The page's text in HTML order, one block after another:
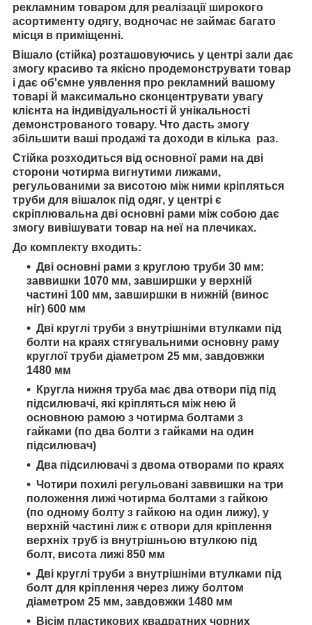
рекламним товаром для реалізації широкого
асортименту одягу, водночас не займає багато
місця в приміщенні.
Вішало (стійка) розташовуючись у центрі зали дає
змогу красиво та якісно продемонструвати товар
і дає об'ємне уявлення про рекламний вашому
товарі й максимально сконцентрувати увагу
клієнта на індивідуальності й унікальності
демонстрованого товару. Что дасть змогу
збільшити ваші продажі та доходи в кілька раз.
Стійка розходиться від основної рами на дві
сторони чотирма вигнутими лижами,
регульованими за висотою між ними кріпляться
труби для вішалок під одяг, у центрі є
скріплювальна дві основні рами між собою дає
змогу вивішувати товар на неї на плечиках.
До комплекту входить:
Дві основні рами з круглою труби 30 мм:
заввишки 1070 мм, завширшки у верхній
частині 100 мм, завширшки в нижній (винос
ніг) 600 мм
Дві круглі труби з внутрішніми втулками під
болти на краях стягувальними основну раму
круглої труби діаметром 25 мм, завдовжки
1480 мм
Кругла нижня труба має два отвори під під
підсилювачі, які кріпляться між нею й
основною рамою з чотирма болтами з
гайками (по два болти з гайками на один
підсилювач)
Два підсилювачі з двома отворами по краях
Чотири похилі регульовані заввишки на три
положення лижі чотирма болтами з гайкою
(по одному болту з гайкою на один лижу), у
верхній частині лиж є отвори для кріплення
верхніх труб із внутрішньою втулкою під
болт, висота лижі 850 мм
Дві круглі труби з внутрішніми втулками під
болт для кріплення через лижу болтом
діаметром 25 мм, завдовжки 1480 мм
Вісім пластикових квадратних чорних